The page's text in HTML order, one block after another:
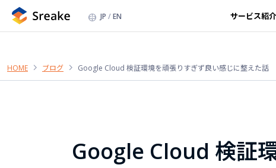
EN
JP サービス紹介
HOME ブログ Google Cloud 検証環境を頑張りすぎず良い感じに整えた話
Google Cloud 検証